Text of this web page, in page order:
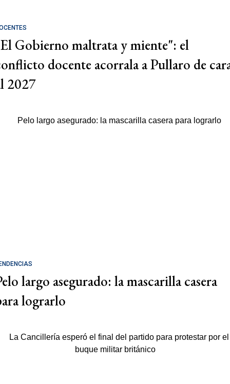
Gobierno maltrata y miente": el
docente acorrala a Pullaro de
2027
largo asegurado: la mascarilla casera
lograrlo